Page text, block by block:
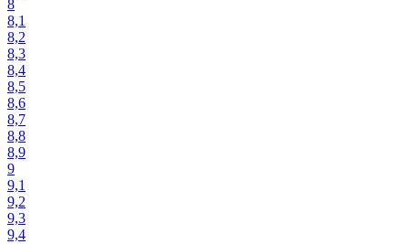
8
8,1
8,2
8,3
8,4
8,5
8,6
8,7
8,8
8,9
9
9,1
9,2
9,3
9,4